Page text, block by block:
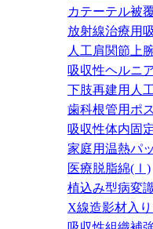
カテーテル被
放射線治療用
人工肩関節上
吸収性ヘルニ
下肢再建用人
歯科根管用ポ
吸収性体内固
家庭用温熱パ
医療脱脂綿(Ⅰ)
植込み型病変
X線造影材入